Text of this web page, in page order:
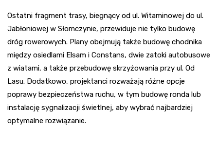
Ostatni fragment trasy, biegnący od ul. Witaminowej do ul.
Jabłoniowej w Słomczynie, przewiduje nie tylko budowę
dróg rowerowych. Plany obejmują także budowę chodnika
między osiedlami Elsam i Constans, dwie zatoki autobusowe
z wiatami, a także przebudowę skrzyżowania przy ul. Od
Lasu. Dodatkowo, projektanci rozważają różne opcje
poprawy bezpieczeństwa ruchu, w tym budowę ronda lub
instalację sygnalizacji świetlnej, aby wybrać najbardziej
optymalne rozwiązanie.